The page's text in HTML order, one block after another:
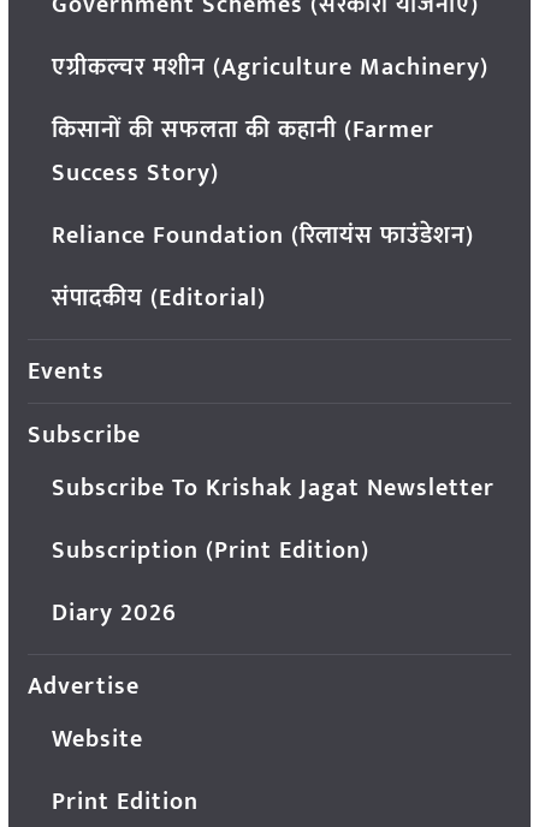
एग्रीकल्चर मशीन (Agriculture Machinery)
किसानों की सफलता की कहानी (Farmer
Success Story)
Reliance Foundation (रिलायंस फाउंडेशन)
संपादकीय (Editorial)
Events
Subscribe
Subscribe To Krishak Jagat Newsletter
Subscription (Print Edition)
Diary 2026
Advertise
Website
Print Edition